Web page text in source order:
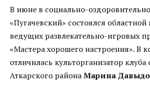
В июне в социально-
«Пугачевский» состоялся областной
ведущих развлекательно-игровых
«Мастера хорошего настроения». В
отличилась культорганизатор клуба
Аткарского районаМарина